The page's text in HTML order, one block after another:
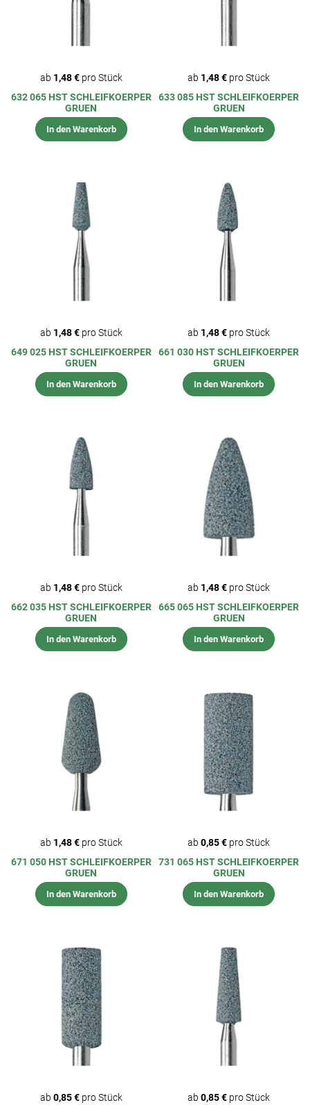
ab 1,48 €pro Stück
632 065 HST SCHLEIFKOERPER
GRUEN
In den Warenkorb
ab 1,48 € pro Stück
633 085 HST SCHLEIFKOERPER
GRUEN
In den Warenkorb
ab 1,48 €pro Stück
649 025 HST SCHLEIFKOERPER
GRUEN
In den Warenkorb
ab 1,48 € pro Stück
661 030 HST SCHLEIFKOERPER
GRUEN
In den Warenkorb
ab 1,48 €pro Stück
662 035 HST SCHLEIFKOERPER
GRUEN
In den Warenkorb
ab 1,48 € pro Stück
665 065 HST SCHLEIFKOERPER
GRUEN
In den Warenkorb
ab 1,48 €pro Stück
671 050 HST SCHLEIFKOERPER
GRUEN
In den Warenkorb
ab0,85 € pro Stück
731 065 HST SCHLEIFKOERPER
GRUEN
In den Warenkorb
ab 0,85 €pro Stück ab0,85 € pro Stück